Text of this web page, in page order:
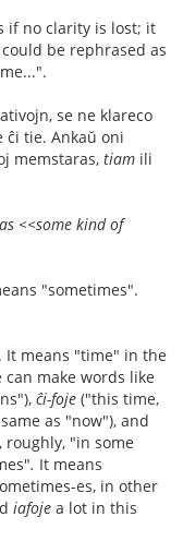
if no clarity is lost; it
be rephrased as
se ne klareco
ĉi tie. Ankaŭ oni
memstaras, tiam ili
<<some kind of
"sometimes".
It means "time" in the
can make words like
ĉi-foje ("this time,
as "now"), and
roughly, "in some
. It means
es, in other
iafoje a lot in this